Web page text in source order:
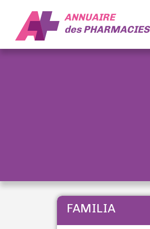
ANNUAIRE
desPHARMACIES
FAMILIA